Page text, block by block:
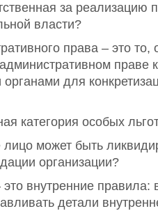
за
власти?
права – это
праве
для
категория особых
может быть
организации?
внутренние правила:
детали